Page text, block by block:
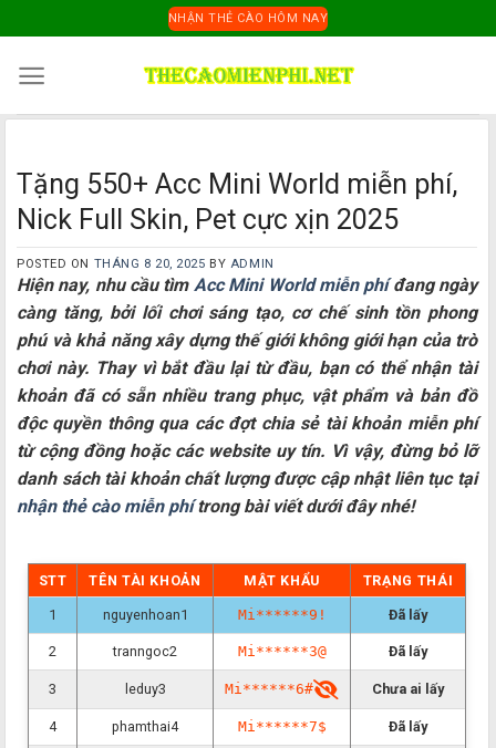
to
content
NHẬN THẺ CÀO HÔM NAY
Tặng 550+ Acc Mini World miễn phí,
Nick Full Skin, Pet cực xịn 2025
POSTED ON THÁNG 8 20, 2025 BY ADMIN
Hiện nay, nhu cầu tìm Acc Mini World miễn phíđang ngày
càng tăng, bởi lối chơi sáng tạo, cơ chế sinh tồn phong
phú và khả năng xây dựng thế giới không giới hạn của trò
chơi này. Thay vì bắt đầu lại từ đầu, bạn có thể nhận tài
khoản đã có sẵn nhiều trang phục, vật phẩm và bản đồ
độc quyền thông qua các đợt chia sẻ tài khoản miễn phí
từ cộng đồng hoặc các website uy tín. Vì vậy, đừng bỏ lỡ
danh sách tài khoản chất lượng được cập nhật liên tục tại
nhận thẻ cào miễn phítrong bài viết dưới đây nhé!
STT TÊN TÀI KHOẢN MẬT KHẨU TRẠNG THÁI
1 nguyenhoan1 Mi******9! Đã lấy
2 tranngoc2 Mi******3@ Đã lấy
3 leduy3 Mi******6# Chưa ai lấy
4 phamthai4 Mi******7$ Đã lấy